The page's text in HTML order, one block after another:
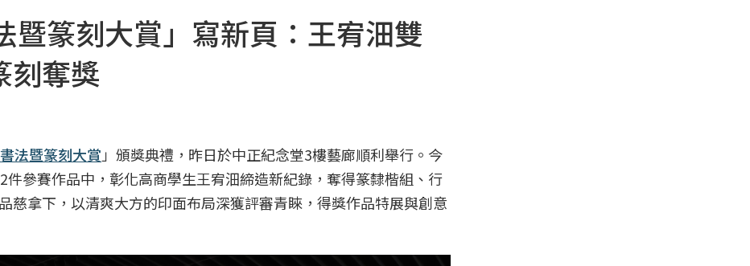
暨篆刻大賞」寫新頁：王宥沺雙
刻奪獎
法暨篆刻大賞 」頒獎典禮，昨日於中正紀念堂3樓藝廊順利舉行。今
參賽作品中，彰化高商學生王宥沺締造新紀錄，奪得篆隸楷組、行
慈拿下，以清爽大方的印面布局深獲評審青睞，得獎作品特展與創意